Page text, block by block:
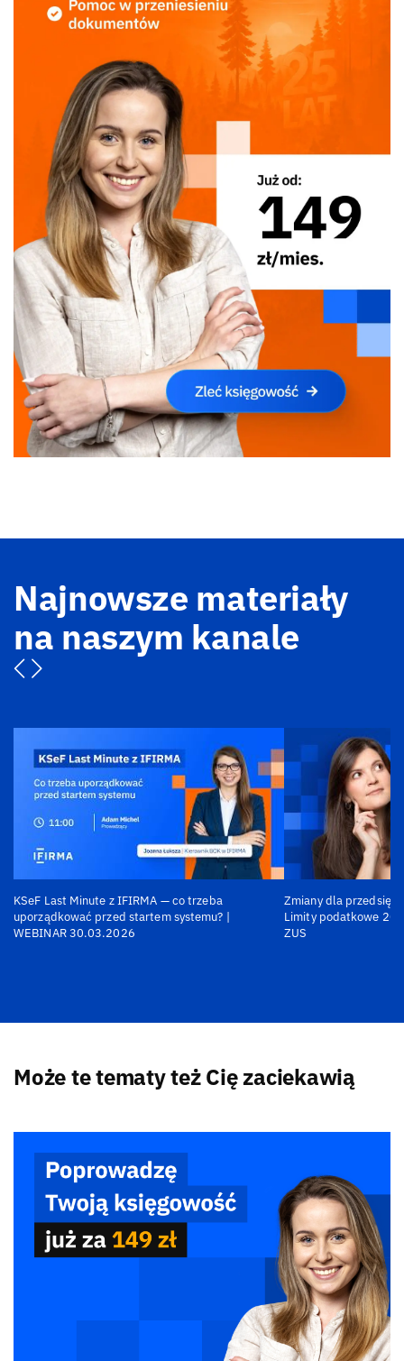
Najnowsze materiały
na naszym kanale
KSeF Last Minute z IFIRMA — co trzeba
uporządkować przed startem systemu? |
WEBINAR 30.03.2026
Zmiany dla
Limity podatkowe
ZUS
Może te tematy też Cię zaciekawią